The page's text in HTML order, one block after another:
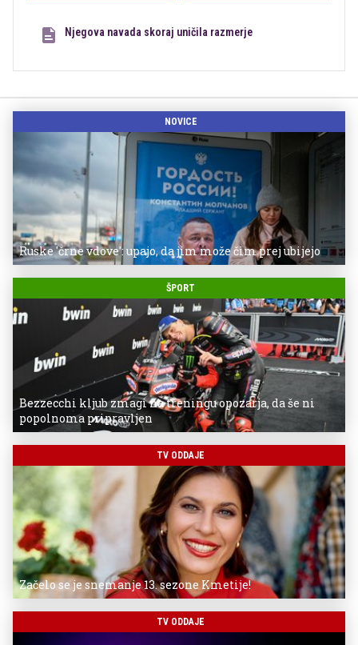
Njegova navada skoraj uničila razmerje
NOVICE
Ruske 'črne vdove': upajo, da jim može čim prej ubijejo
ŠPORT
Bezzecchi kljub zmagi na treningu opozarja, da še ni
popolnoma pripravljen
TV ODDAJE
Začelo se je snemanje 13. sezone Kmetije!
TV ODDAJE